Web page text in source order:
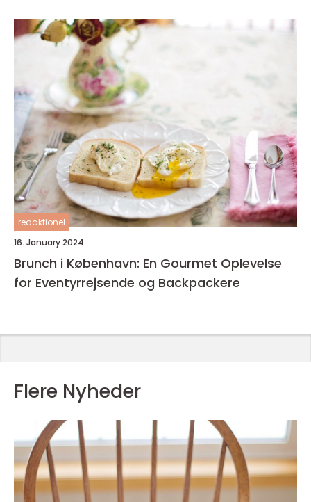
redaktionel
16. January 2024
Brunch i København: En Gourmet Oplevelse
for Eventyrrejsende og Backpackere
Flere Nyheder